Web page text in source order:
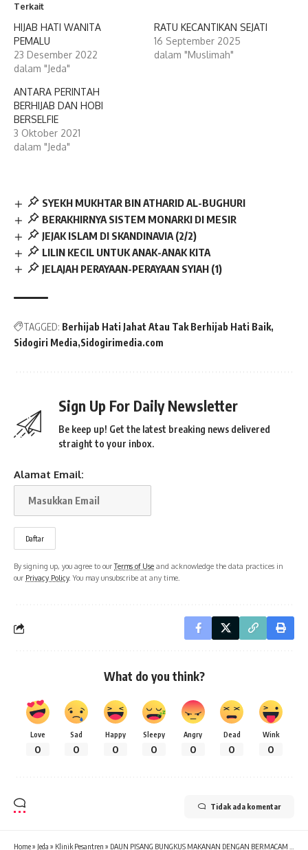
Terkait
HIJAB HATI WANITA
PEMALU
23 Desember 2022
dalam "Jeda"
RATU KECANTIKAN SEJATI
16 September 2025
dalam "Muslimah"
ANTARA PERINTAH
BERHIJAB DAN HOBI
BERSELFIE
3 Oktober 2021
dalam "Jeda"
SYEKH MUKHTAR BIN ATHARID AL-BUGHURI
BERAKHIRNYA SISTEM MONARKI DI MESIR
JEJAK ISLAM DI SKANDINAVIA (2/2)
LILIN KECIL UNTUK ANAK-ANAK KITA
JELAJAH PERAYAAN-PERAYAAN SYIAH (1)
TAGGED: Berhijab Hati Jahat Atau Tak Berhijab Hati Baik
Sidogiri Media Sidogirimedia.com
Sign Up For Daily Newsletter
Be keep up! Get the latest breaking news delivered
straight to your inbox.
Alamat Email:
By signing up, you agree to ourTerms of Use and acknowledge the data practices in
our Privacy Policy. You may unsubscribe at any time.
What do you think?
Love
0
Sad
0
Happy
0
Sleepy
0
Angry
0
Dead
0
Wink
0
Tidak ada komentar
Home» Jeda » Klinik Pesantren » DAUN PISANG BUNGKUS MAKANAN DENGAN BERMACAM KHASIAT